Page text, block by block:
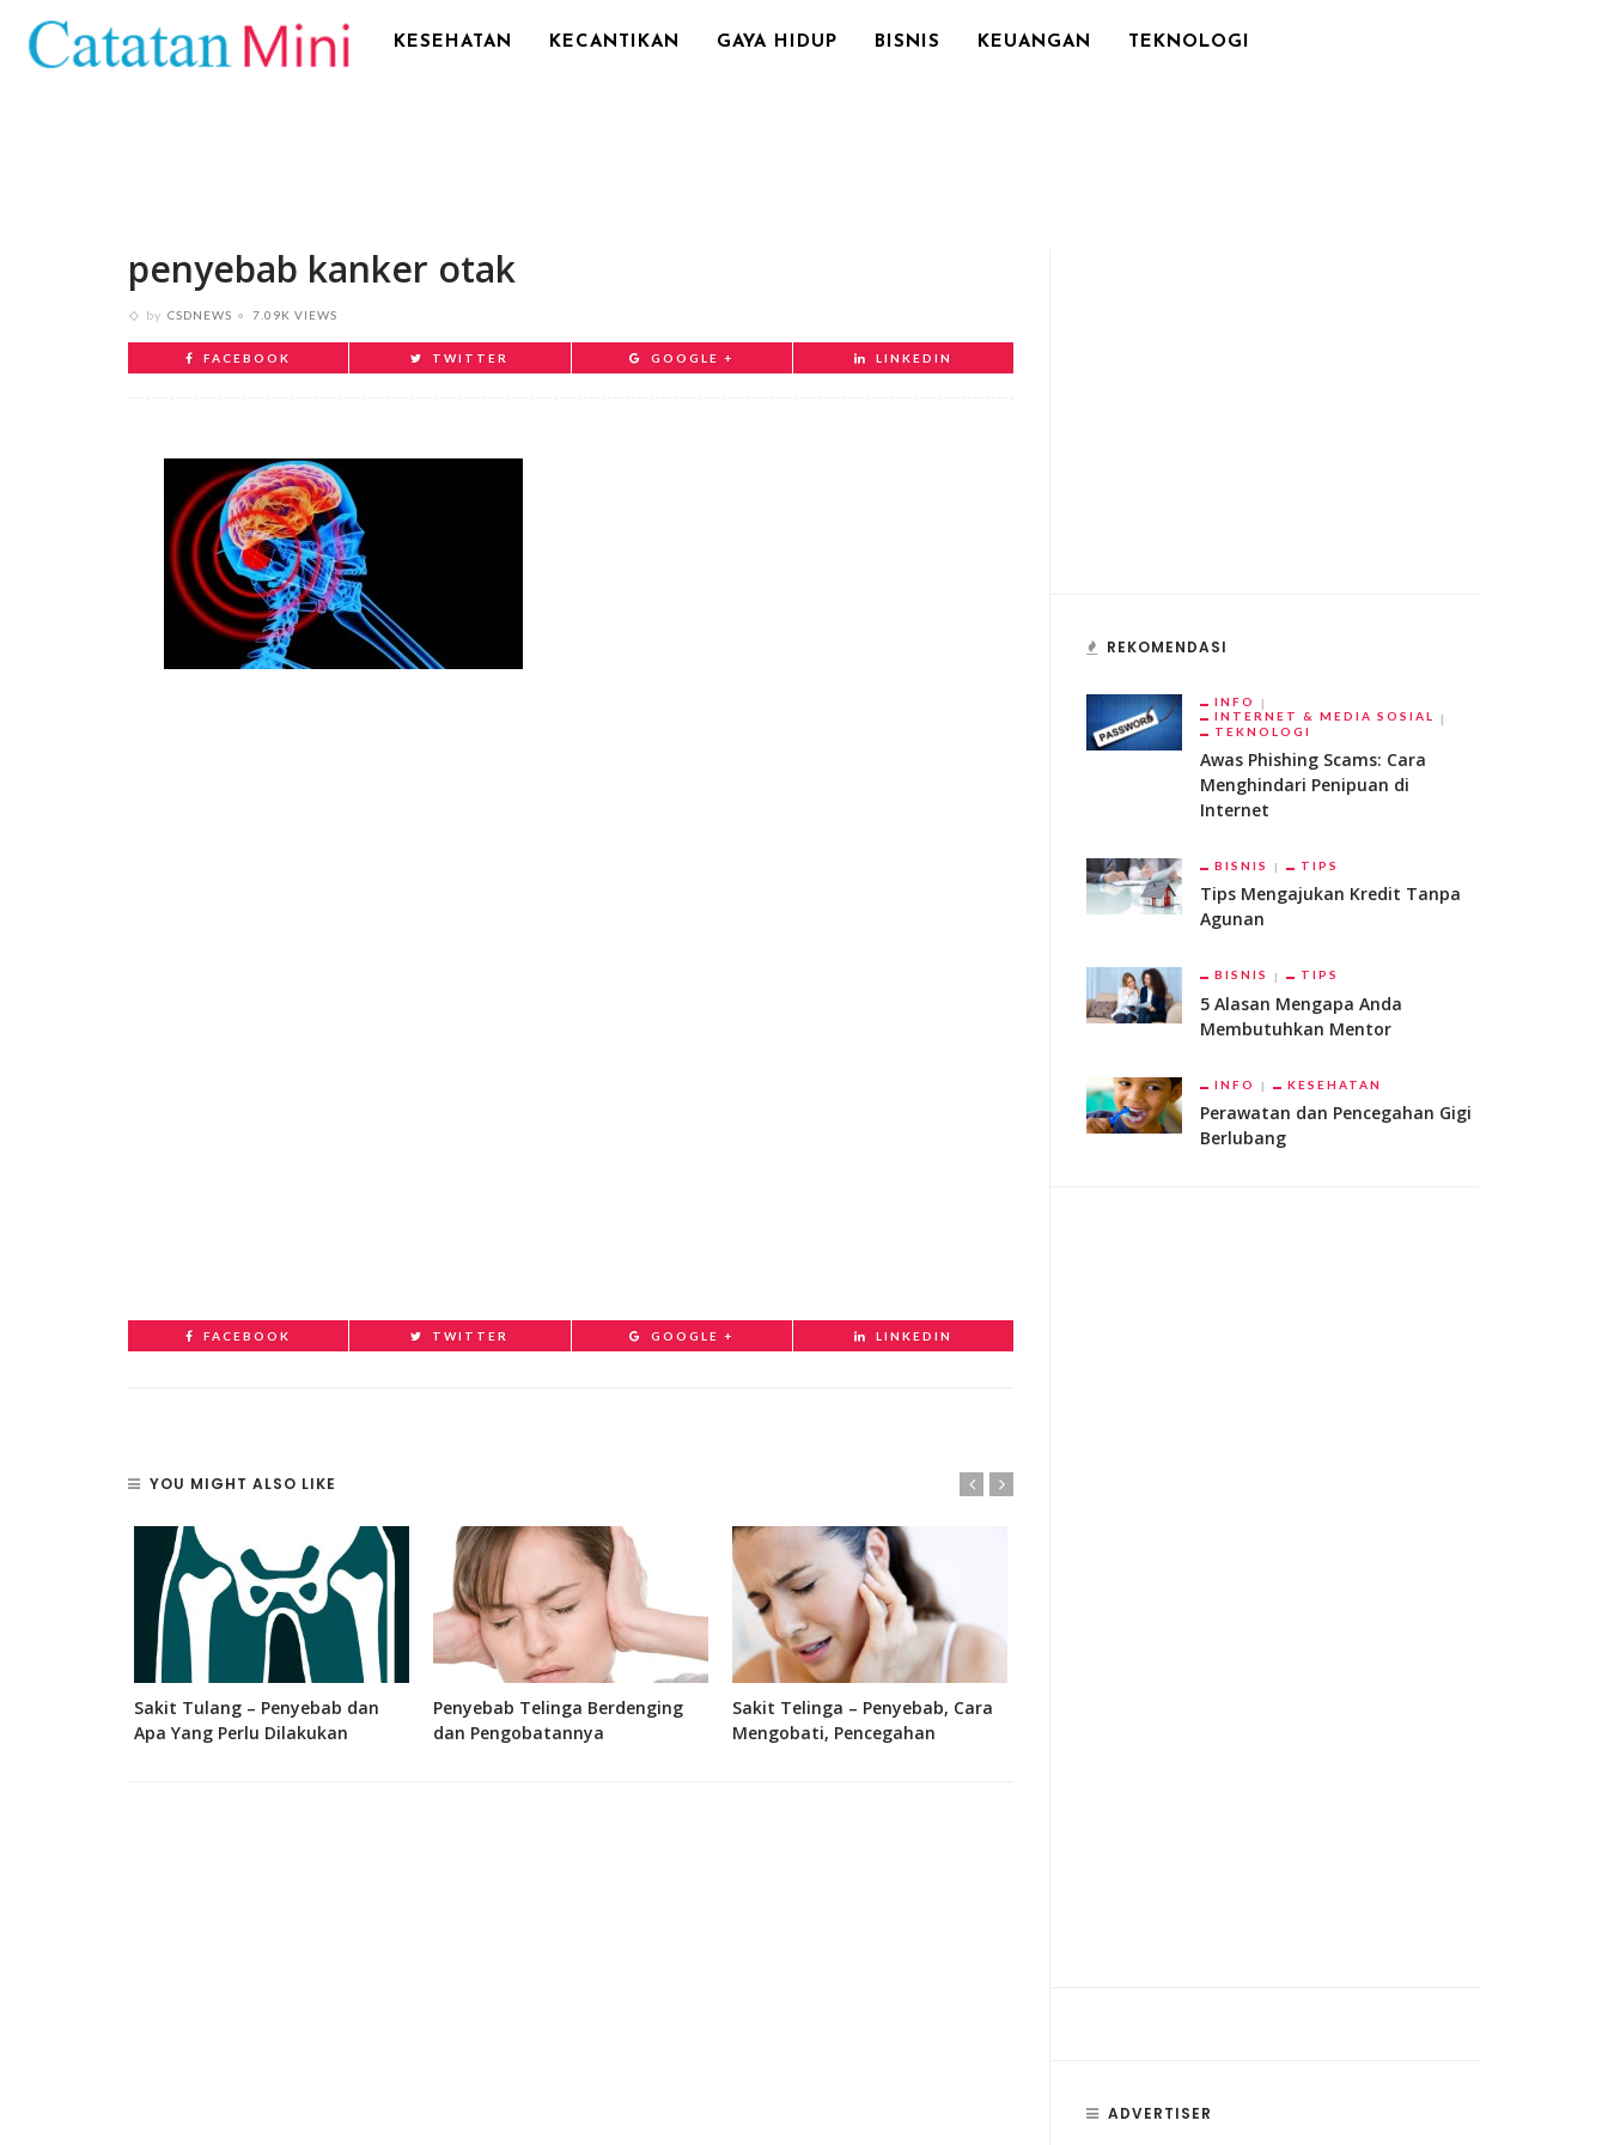
KESEHATAN KECANTIKAN GAYA HIDUP BISNIS KEUANGAN TEKNOLOGI
penyebab kanker otak
by CSDNEWS 7.09K VIEWS
FACEBOOK TWITTER GOOGLE + LINKEDIN
FACEBOOK TWITTER GOOGLE + LINKEDIN
YOU MIGHT ALSO LIKE
Sakit Tulang – Penyebab dan
Apa Yang Perlu Dilakukan
Penyebab Telinga Berdenging
dan Pengobatannya
Sakit Telinga – Penyebab, Cara
Mengobati, Pencegahan
REKOMENDASI
INFO
INTERNET & MEDIA SOSIAL
TEKNOLOGI
Awas Phishing Scams: Cara
Menghindari Penipuan di
Internet
BISNIS TIPS
Tips Mengajukan Kredit Tanpa
Agunan
BISNIS TIPS
5 Alasan Mengapa Anda
Membutuhkan Mentor
INFO KESEHATAN
Perawatan dan Pencegahan Gigi
Berlubang
ADVERTISER